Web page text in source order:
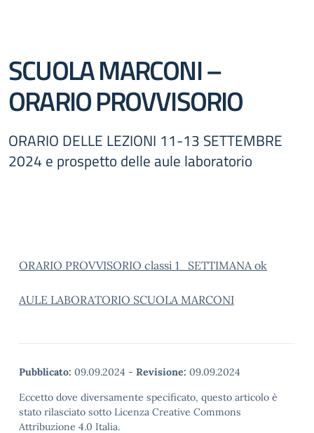
SCUOLA MARCONI –
ORARIO PROVVISORIO
ORARIO DELLE LEZIONI 11-13 SETTEMBRE
2024 e prospetto delle aule laboratorio
ORARIO PROVVISORIO classi 1_SETTIMANA ok
AULE LABORATORIO SCUOLA MARCONI
Pubblicato: 09.09.2024 - Revisione: 09.09.2024
Eccetto dove diversamente specificato, questo articolo è
stato rilasciato sotto Licenza Creative Commons
Attribuzione 4.0 Italia.